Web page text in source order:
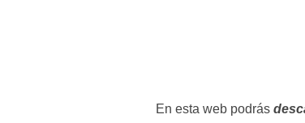
En esta web podrás